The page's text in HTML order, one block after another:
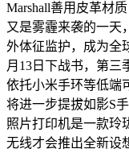
Marshall善用皮革材
又是雾霾来袭的一天
外体征监护，成为全
月13日下战书，第三
依托小米手环等低端
将进一步提拔如影S
照片打印机是一款玲
无线才会推出全新设